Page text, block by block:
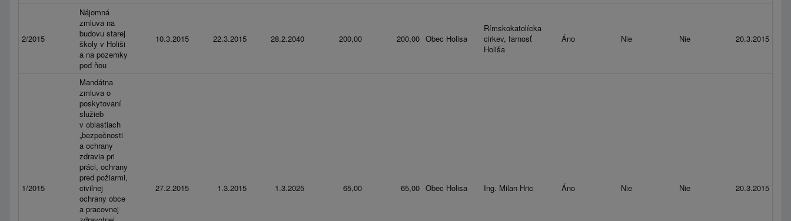
2/2015
Nájomná
zmluva na
budovu starej
školy v Holiši
a na pozemky
pod ňou
10.3.2015 22.3.2015 28.2.2040 200,00 200,00 Obec Holisa
Rímskokatolícka
cirkev, farnosť
Holiša
Áno Nie Nie 20.3.2015
1/2015
Mandátna
zmluva o
poskytovaní
služieb
v oblastiach
„bezpečnosti
a ochrany
zdravia pri
práci, ochrany
pred požiarmi,
civilnej
ochrany obce
a pracovnej
27.2.2015 1.3.2015 1.3.2025 65,00 65,00 Obec Holisa Ing. Milan Hric Áno Nie Nie 20.3.2015